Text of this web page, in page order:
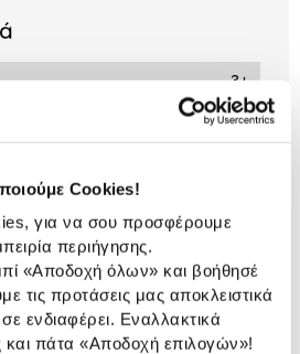
Cookies!
για να σου προσφέρουμε
περιήγησης.
«Αποδοχή όλων» και βοήθησέ
τις προτάσεις μας αποκλειστικά
ενδιαφέρει. Εναλλακτικά
και πάτα «Αποδοχή επιλογών»!
3+
Κούκλες